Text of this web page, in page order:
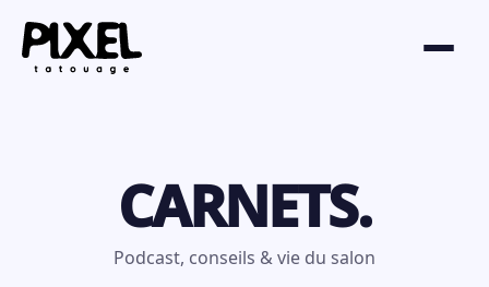
CARNETS.
Podcast, conseils & vie du salon